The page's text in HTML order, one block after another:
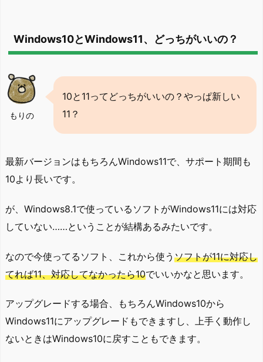
Windows10とWindows11、どっちがいいの？
もりの
10と11ってどっちがいいの？やっぱ新しい
11？
最新バージョンはもちろんWindows11で、サポート期間も
10より長いです。
が、Windows8.1で使っているソフトがWindows11には対応
していない……ということが結構あるみたいです。
なので今使ってるソフト、これから使う ソフトが11に対応し
てれば11、対応してなかったら10でいいかなと思います。
アップグレードする場合、もちろんWindows10から
Windows11にアップグレードもできますし、上手く動作し
ないときはWindows10に戻すこともできます。